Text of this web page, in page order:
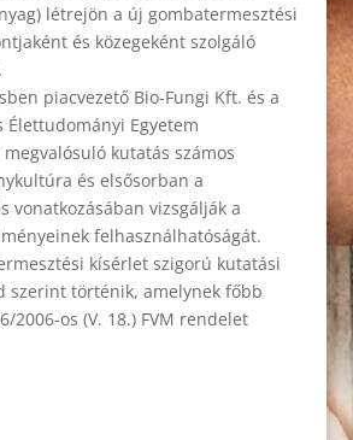
létrejön a új gombatermesztési
és közegeként szolgáló
piacvezető Bio-Fungi Kft. és a
Élettudományi Egyetem
kutatás számos
és elsősorban a
vonatkozásában vizsgálják a
felhasználhatóságát.
kísérlet szigorú kutatási
szerint történik, amelynek főbb
2006-os (V. 18.) FVM rendelet